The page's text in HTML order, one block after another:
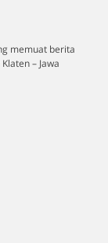
memuat berita
– Jawa